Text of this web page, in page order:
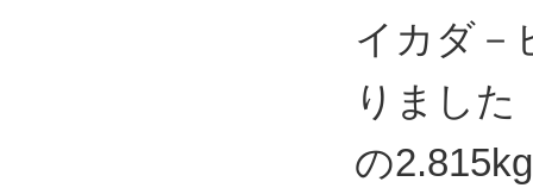
イカダ－
りました
の